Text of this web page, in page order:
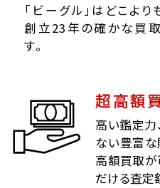
「ビーグル」はどこより
創立23年の確かな買
す。
超高額
高い鑑定力
ない豊富な
高額買取が
だける査定